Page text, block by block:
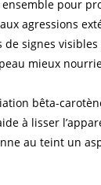
pour
agressions
de signes
mieux
bêta-
à lisser
au teint un